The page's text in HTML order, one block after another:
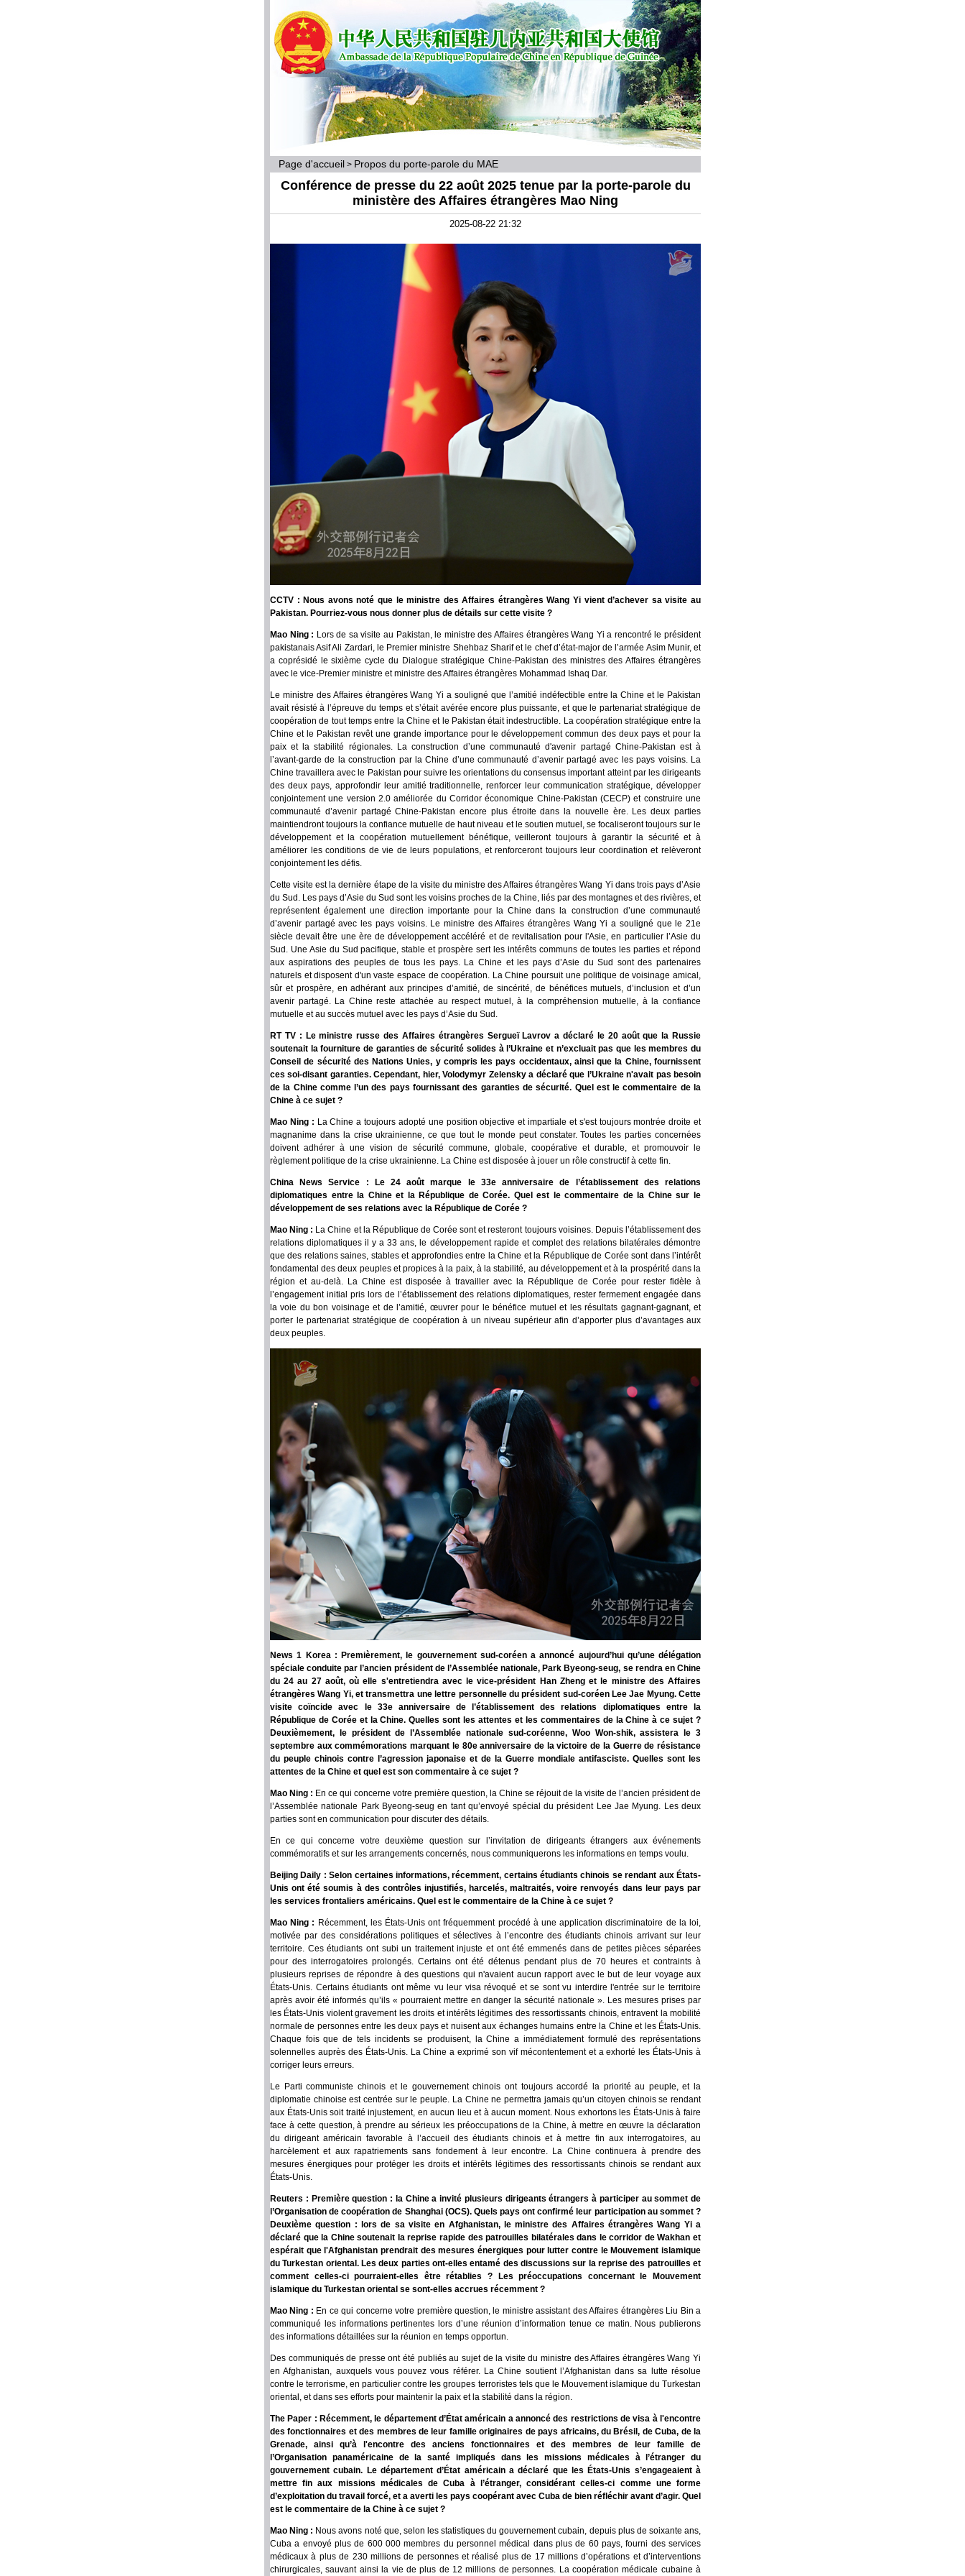
Page d'accueil > Propos du porte-parole du MAE
Conférence de presse du 22 août 2025 tenue par la porte-parole du
ministère des Affaires étrangères Mao Ning
2025-08-22 21:32
CCTV : Nous avons noté que le ministre des Affaires étrangères Wang Yi vient d’achever sa visite au
Pakistan. Pourriez-vous nous donner plus de détails sur cette visite ?
Mao Ning : Lors de sa visite au Pakistan, le ministre des Affaires étrangères Wang Yi a rencontré le président
pakistanais Asif Ali Zardari, le Premier ministre Shehbaz Sharif et le chef d’état-major de l’armée Asim Munir, et
a coprésidé le sixième cycle du Dialogue stratégique Chine-Pakistan des ministres des Affaires étrangères
avec le vice-Premier ministre et ministre des Affaires étrangères Mohammad Ishaq Dar.
Le ministre des Affaires étrangères Wang Yi a souligné que l’amitié indéfectible entre la Chine et le Pakistan
avait résisté à l’épreuve du temps et s’était avérée encore plus puissante, et que le partenariat stratégique de
coopération de tout temps entre la Chine et le Pakistan était indestructible. La coopération stratégique entre la
Chine et le Pakistan revêt une grande importance pour le développement commun des deux pays et pour la
paix et la stabilité régionales. La construction d’une communauté d'avenir partagé Chine-Pakistan est à
l’avant-garde de la construction par la Chine d’une communauté d’avenir partagé avec les pays voisins. La
Chine travaillera avec le Pakistan pour suivre les orientations du consensus important atteint par les dirigeants
des deux pays, approfondir leur amitié traditionnelle, renforcer leur communication stratégique, développer
conjointement une version 2.0 améliorée du Corridor économique Chine-Pakistan (CECP) et construire une
communauté d’avenir partagé Chine-Pakistan encore plus étroite dans la nouvelle ère. Les deux parties
maintiendront toujours la confiance mutuelle de haut niveau et le soutien mutuel, se focaliseront toujours sur le
développement et la coopération mutuellement bénéfique, veilleront toujours à garantir la sécurité et à
améliorer les conditions de vie de leurs populations, et renforceront toujours leur coordination et relèveront
conjointement les défis.
Cette visite est la dernière étape de la visite du ministre des Affaires étrangères Wang Yi dans trois pays d’Asie
du Sud. Les pays d’Asie du Sud sont les voisins proches de la Chine, liés par des montagnes et des rivières, et
représentent également une direction importante pour la Chine dans la construction d’une communauté
d’avenir partagé avec les pays voisins. Le ministre des Affaires étrangères Wang Yi a souligné que le 21e
siècle devait être une ère de développement accéléré et de revitalisation pour l'Asie, en particulier l’Asie du
Sud. Une Asie du Sud pacifique, stable et prospère sert les intérêts communs de toutes les parties et répond
aux aspirations des peuples de tous les pays. La Chine et les pays d’Asie du Sud sont des partenaires
naturels et disposent d'un vaste espace de coopération. La Chine poursuit une politique de voisinage amical,
sûr et prospère, en adhérant aux principes d’amitié, de sincérité, de bénéfices mutuels, d’inclusion et d’un
avenir partagé. La Chine reste attachée au respect mutuel, à la compréhension mutuelle, à la confiance
mutuelle et au succès mutuel avec les pays d’Asie du Sud.
RT TV : Le ministre russe des Affaires étrangères Sergueï Lavrov a déclaré le 20 août que la Russie
soutenait la fourniture de garanties de sécurité solides à l’Ukraine et n’excluait pas que les membres du
Conseil de sécurité des Nations Unies, y compris les pays occidentaux, ainsi que la Chine, fournissent
ces soi-disant garanties. Cependant, hier, Volodymyr Zelensky a déclaré que l’Ukraine n'avait pas besoin
de la Chine comme l’un des pays fournissant des garanties de sécurité. Quel est le commentaire de la
Chine à ce sujet ?
Mao Ning : La Chine a toujours adopté une position objective et impartiale et s'est toujours montrée droite et
magnanime dans la crise ukrainienne, ce que tout le monde peut constater. Toutes les parties concernées
doivent adhérer à une vision de sécurité commune, globale, coopérative et durable, et promouvoir le
règlement politique de la crise ukrainienne. La Chine est disposée à jouer un rôle constructif à cette fin.
China News Service : Le 24 août marque le 33e anniversaire de l’établissement des relations
diplomatiques entre la Chine et la République de Corée. Quel est le commentaire de la Chine sur le
développement de ses relations avec la République de Corée ?
Mao Ning : La Chine et la République de Corée sont et resteront toujours voisines. Depuis l’établissement des
relations diplomatiques il y a 33 ans, le développement rapide et complet des relations bilatérales démontre
que des relations saines, stables et approfondies entre la Chine et la République de Corée sont dans l’intérêt
fondamental des deux peuples et propices à la paix, à la stabilité, au développement et à la prospérité dans la
région et au-delà. La Chine est disposée à travailler avec la République de Corée pour rester fidèle à
l’engagement initial pris lors de l’établissement des relations diplomatiques, rester fermement engagée dans
la voie du bon voisinage et de l’amitié, œuvrer pour le bénéfice mutuel et les résultats gagnant-gagnant, et
porter le partenariat stratégique de coopération à un niveau supérieur afin d’apporter plus d’avantages aux
deux peuples.
News 1 Korea : Premièrement, le gouvernement sud-coréen a annoncé aujourd’hui qu’une délégation
spéciale conduite par l’ancien président de l’Assemblée nationale, Park Byeong-seug, se rendra en Chine
du 24 au 27 août, où elle s'entretiendra avec le vice-président Han Zheng et le ministre des Affaires
étrangères Wang Yi, et transmettra une lettre personnelle du président sud-coréen Lee Jae Myung. Cette
visite coïncide avec le 33e anniversaire de l’établissement des relations diplomatiques entre la
République de Corée et la Chine. Quelles sont les attentes et les commentaires de la Chine à ce sujet ?
Deuxièmement, le président de l’Assemblée nationale sud-coréenne, Woo Won-shik, assistera le 3
septembre aux commémorations marquant le 80e anniversaire de la victoire de la Guerre de résistance
du peuple chinois contre l’agression japonaise et de la Guerre mondiale antifasciste. Quelles sont les
attentes de la Chine et quel est son commentaire à ce sujet ?
Mao Ning : En ce qui concerne votre première question, la Chine se réjouit de la visite de l’ancien président de
l’Assemblée nationale Park Byeong-seug en tant qu’envoyé spécial du président Lee Jae Myung. Les deux
parties sont en communication pour discuter des détails.
En ce qui concerne votre deuxième question sur l’invitation de dirigeants étrangers aux événements
commémoratifs et sur les arrangements concernés, nous communiquerons les informations en temps voulu.
Beijing Daily : Selon certaines informations, récemment, certains étudiants chinois se rendant aux États-
Unis ont été soumis à des contrôles injustifiés, harcelés, maltraités, voire renvoyés dans leur pays par
les services frontaliers américains. Quel est le commentaire de la Chine à ce sujet ?
Mao Ning : Récemment, les États-Unis ont fréquemment procédé à une application discriminatoire de la loi,
motivée par des considérations politiques et sélectives à l’encontre des étudiants chinois arrivant sur leur
territoire. Ces étudiants ont subi un traitement injuste et ont été emmenés dans de petites pièces séparées
pour des interrogatoires prolongés. Certains ont été détenus pendant plus de 70 heures et contraints à
plusieurs reprises de répondre à des questions qui n'avaient aucun rapport avec le but de leur voyage aux
États-Unis. Certains étudiants ont même vu leur visa révoqué et se sont vu interdire l'entrée sur le territoire
après avoir été informés qu’ils « pourraient mettre en danger la sécurité nationale ». Les mesures prises par
les États-Unis violent gravement les droits et intérêts légitimes des ressortissants chinois, entravent la mobilité
normale de personnes entre les deux pays et nuisent aux échanges humains entre la Chine et les États-Unis.
Chaque fois que de tels incidents se produisent, la Chine a immédiatement formulé des représentations
solennelles auprès des États-Unis. La Chine a exprimé son vif mécontentement et a exhorté les États-Unis à
corriger leurs erreurs.
Le Parti communiste chinois et le gouvernement chinois ont toujours accordé la priorité au peuple, et la
diplomatie chinoise est centrée sur le peuple. La Chine ne permettra jamais qu’un citoyen chinois se rendant
aux États-Unis soit traité injustement, en aucun lieu et à aucun moment. Nous exhortons les États-Unis à faire
face à cette question, à prendre au sérieux les préoccupations de la Chine, à mettre en œuvre la déclaration
du dirigeant américain favorable à l’accueil des étudiants chinois et à mettre fin aux interrogatoires, au
harcèlement et aux rapatriements sans fondement à leur encontre. La Chine continuera à prendre des
mesures énergiques pour protéger les droits et intérêts légitimes des ressortissants chinois se rendant aux
États-Unis.
Reuters : Première question : la Chine a invité plusieurs dirigeants étrangers à participer au sommet de
l’Organisation de coopération de Shanghai (OCS). Quels pays ont confirmé leur participation au sommet ?
Deuxième question : lors de sa visite en Afghanistan, le ministre des Affaires étrangères Wang Yi a
déclaré que la Chine soutenait la reprise rapide des patrouilles bilatérales dans le corridor de Wakhan et
espérait que l'Afghanistan prendrait des mesures énergiques pour lutter contre le Mouvement islamique
du Turkestan oriental. Les deux parties ont-elles entamé des discussions sur la reprise des patrouilles et
comment celles-ci pourraient-elles être rétablies ? Les préoccupations concernant le Mouvement
islamique du Turkestan oriental se sont-elles accrues récemment ?
Mao Ning : En ce qui concerne votre première question, le ministre assistant des Affaires étrangères Liu Bin a
communiqué les informations pertinentes lors d’une réunion d’information tenue ce matin. Nous publierons
des informations détaillées sur la réunion en temps opportun.
Des communiqués de presse ont été publiés au sujet de la visite du ministre des Affaires étrangères Wang Yi
en Afghanistan, auxquels vous pouvez vous référer. La Chine soutient l’Afghanistan dans sa lutte résolue
contre le terrorisme, en particulier contre les groupes terroristes tels que le Mouvement islamique du Turkestan
oriental, et dans ses efforts pour maintenir la paix et la stabilité dans la région.
The Paper : Récemment, le département d’État américain a annoncé des restrictions de visa à l'encontre
des fonctionnaires et des membres de leur famille originaires de pays africains, du Brésil, de Cuba, de la
Grenade, ainsi qu’à l'encontre des anciens fonctionnaires et des membres de leur famille de
l’Organisation panaméricaine de la santé impliqués dans les missions médicales à l’étranger du
gouvernement cubain. Le département d’État américain a déclaré que les États-Unis s’engageaient à
mettre fin aux missions médicales de Cuba à l’étranger, considérant celles-ci comme une forme
d’exploitation du travail forcé, et a averti les pays coopérant avec Cuba de bien réfléchir avant d’agir. Quel
est le commentaire de la Chine à ce sujet ?
Mao Ning : Nous avons noté que, selon les statistiques du gouvernement cubain, depuis plus de soixante ans,
Cuba a envoyé plus de 600 000 membres du personnel médical dans plus de 60 pays, fourni des services
médicaux à plus de 230 millions de personnes et réalisé plus de 17 millions d’opérations et d’interventions
chirurgicales, sauvant ainsi la vie de plus de 12 millions de personnes. La coopération médicale cubaine à